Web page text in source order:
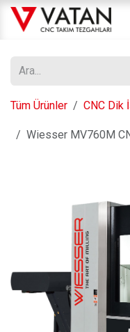
İçereği Atla
Tüm Ürünler CNC Dik
Wiesser MV760M